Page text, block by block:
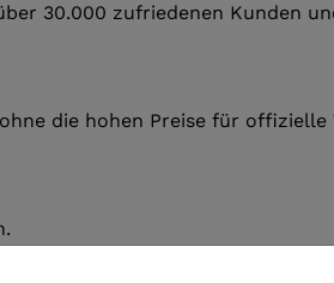
30.000 zufriedenen Kunden
die hohen Preise für